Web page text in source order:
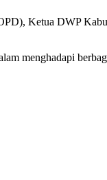
Ketua DWP
menghadapi